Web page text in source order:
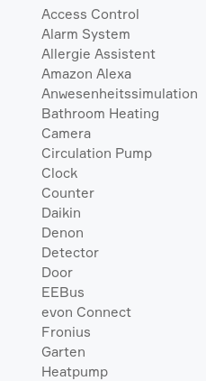
Access Control
Alarm System
Allergie Assistent
Amazon Alexa
Anwesenheitssimulation
Bathroom Heating
Camera
Circulation Pump
Clock
Counter
Daikin
Denon
Detector
Door
EEBus
evon Connect
Fronius
Garten
Heatpump